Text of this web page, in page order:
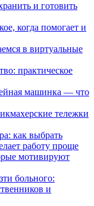
и готовить
когда помогает и
в виртуальные
практическое
машинка — что
тележки
как выбрать
работу проще
мотивируют
больного:
и